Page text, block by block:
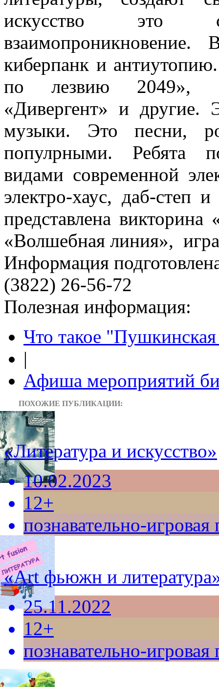
искусство это
взаимопроникновение.
киберпанк и
по лезвию 2049»,
«Дивергент» и другие.
музыки. Это песни,
популрными. Ребята
видами современной
электро-хаус, даб-
представлена
«Волшебная линия»,
Информация
(3822) 26-56-72
Полезная информация:
Что такое "Пушкинская
|
Афиша мероприятий
ПОХОЖИЕ ПУБЛИКАЦИИ:
«Литература и искусство»
10.02.2023
12+
познавательно-
«Art фьюжн и
25.11.2022
12+
познавательно-